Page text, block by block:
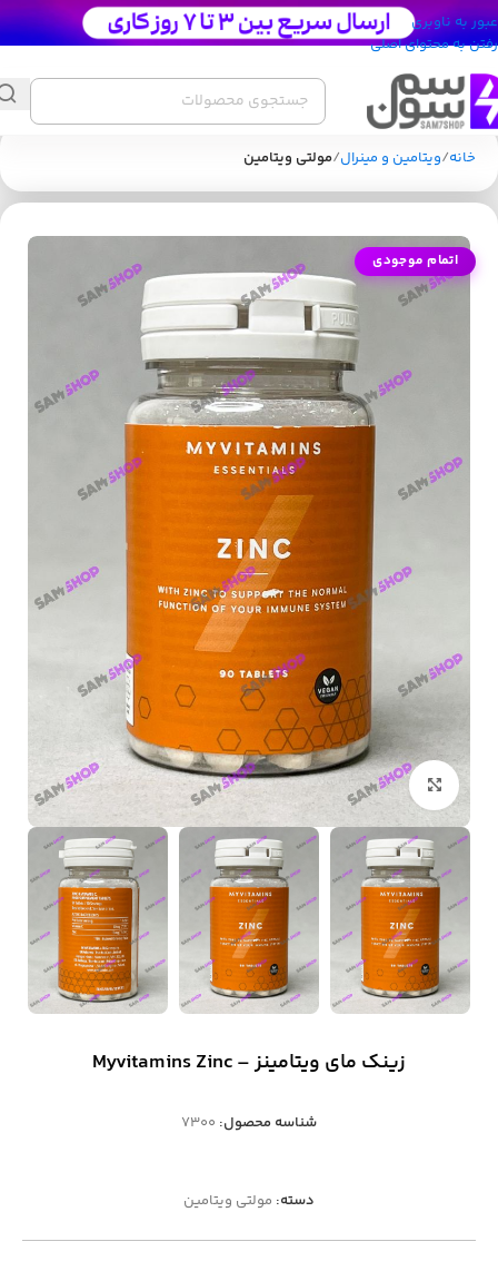
عبور به ناوبری
رفتن به محتوای اصلی
خانه ویتامین و مینرال مولتی ویتامین
اتمام موجودی
بزرگنمایی تصویر
زینک مای ویتامینز – Myvitamins Zinc
شناسه محصول: 7300
دسته: مولتی ویتامین